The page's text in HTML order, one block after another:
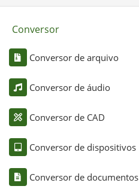
Conversor
Conversor de arquivo
Conversor de áudio
Conversor de CAD
Conversor de dispositivos
Conversor de documentos